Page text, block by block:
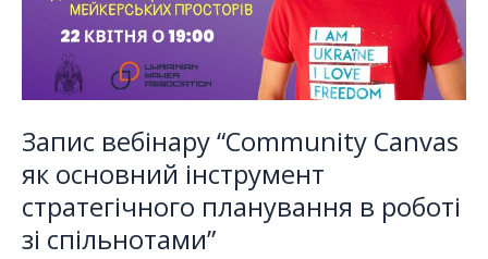
Запис вебінару “Community Canvas
як основний інструмент
стратегічного планування в роботі
зі спільнотами”